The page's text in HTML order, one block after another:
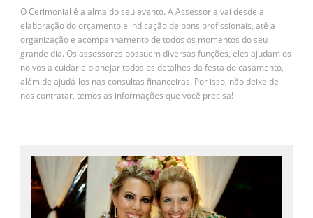
O Cerimonial é a alma do seu evento. A Assessoria vai desde a
elaboração do orçamento e indicação de bons profissionais, até a
organização e acompanhamento de todos os momentos do seu
grande dia. Os assessores possuem diversas funções, eles ajudam os
noivos a cuidar e planejar todos os detalhes da festa do casamento,
além de ajudá-los nas consultas financeiras. Por isso, não deixe de
nos contratar, temos as informações que você precisa!